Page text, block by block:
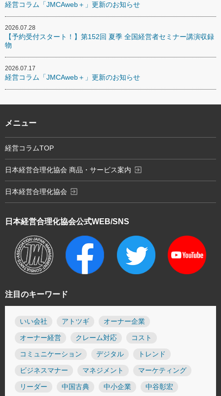
経営コラム「JMCAweb＋」更新のお知らせ
2026.07.28
【予約受付スタート！】第152回 夏季 全国経営者セミナー講演収録
物
2026.07.17
経営コラム「JMCAweb＋」更新のお知らせ
注目のキーワード
いい会社 アトツギ オーナー企業
オーナー経営 クレーム対応 コスト
コミュニケーション デジタル トレンド
ビジネスマナー マネジメント マーケティング
リーダー 中国古典 中小企業 中谷彰宏
日本経営合理化協会公式WEB/SNS
メニュー
経営コラムTOP
日本経営合理化協会 商品・サービス案内 exit_to_app
日本経営合理化協会 exit_to_app